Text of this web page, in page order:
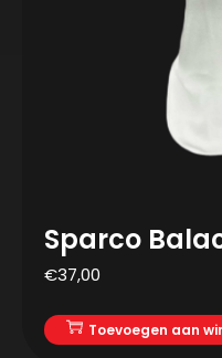
Sparco
€37,00
Toevoegen aan